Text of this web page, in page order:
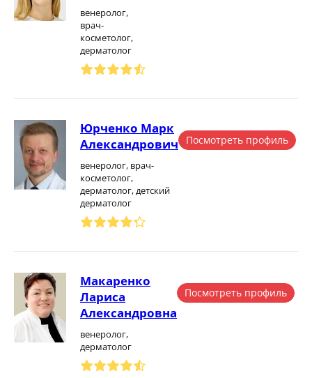
венеролог,
врач-
косметолог,
дерматолог
Юрченко Марк
Александрович
венеролог, врач-
косметолог,
дерматолог, детский
дерматолог
Посмотреть профиль
Макаренко
Лариса
Александровна
венеролог,
дерматолог
Посмотреть профиль